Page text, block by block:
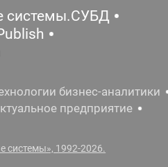
системы.СУБД
бизнес-аналитики
предприятие
системы», 1992-2026.